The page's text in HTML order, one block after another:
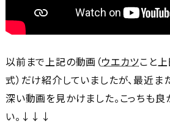
以前まで上記の動画（ウエカツこと
式）だけ紹介していましたが、最近
深い動画を見かけました。こっちも良
い。↓↓↓